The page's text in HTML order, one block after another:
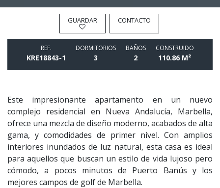
GUARDAR CONTACTO
REF.
KRE18843-1
DORMITORIOS
3
BAÑOS
2
CONSTRUIDO
110.86 M²
Este impresionante apartamento en un nuevo
complejo residencial en Nueva Andalucía, Marbella,
ofrece una mezcla de diseño moderno, acabados de alta
gama, y comodidades de primer nivel. Con amplios
interiores inundados de luz natural, esta casa es ideal
para aquellos que buscan un estilo de vida lujoso pero
cómodo, a pocos minutos de Puerto Banús y los
mejores campos de golf de Marbella.